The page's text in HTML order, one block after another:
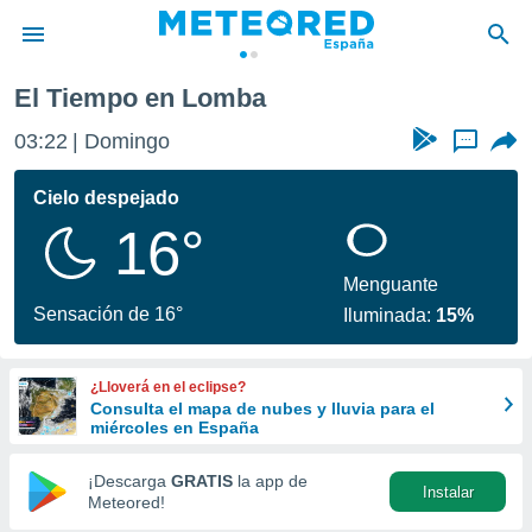
de
por
se
calidad.
a este
las
y
forma
digital
basada
El Tiempo en Lomba
03:22 Domingo ...
Cielo despejado
16°
Sensación de 16°
Menguante
Iluminada: 15%
¿Lloverá en el eclipse?
Consulta el mapa de nubes y lluvia para el
miércoles en España
¡Descarga GRATIS la app de
Meteored!
Instalar